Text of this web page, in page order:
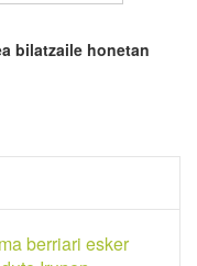
bilatzaile honetan
berriari esker